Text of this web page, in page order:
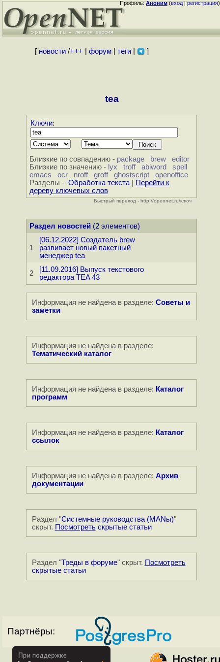
Профиль:Аноним(вход|регистрация)
[ новости/+++ форум| теги| ]
tea
Ключи:
Близкие по совпадению - package brew
editor
Близкие по значению - lyx troff abiword
spell
emacs
ocr nroff groff ghostscript
openoffice
Разделы - Обработка текста|
Перейти к
дереву ключевых слов
Быстрый переход - http://opennet.ru/ключ
Раздел новостей(2 элементов)
1
[06.12.2022] Создатель brew
развивает новый пакетный
менеджер tea
2
[11.09.2016] Выпуск текстового
редактора TEA 43
Информация не найдена в разделе: Советы и
заметки
Информация не найдена в разделе:
Тематический каталог
Информация не найдена в разделе: Каталог
программ
Информация не найдена в разделе: Каталог
ссылок
Информация не найдена в разделе: Архив
документации
Раздел "Системные руководства (MANы)"
скрыт. Посмотретьскрытые статьи
Раздел "Треды в форуме" скрыт. Посмотреть
скрытые статьи
Партнёры: